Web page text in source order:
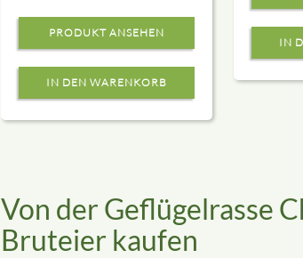
PRODUKT ANSEHEN
Von der Geflügelrasse
Bruteier kaufen